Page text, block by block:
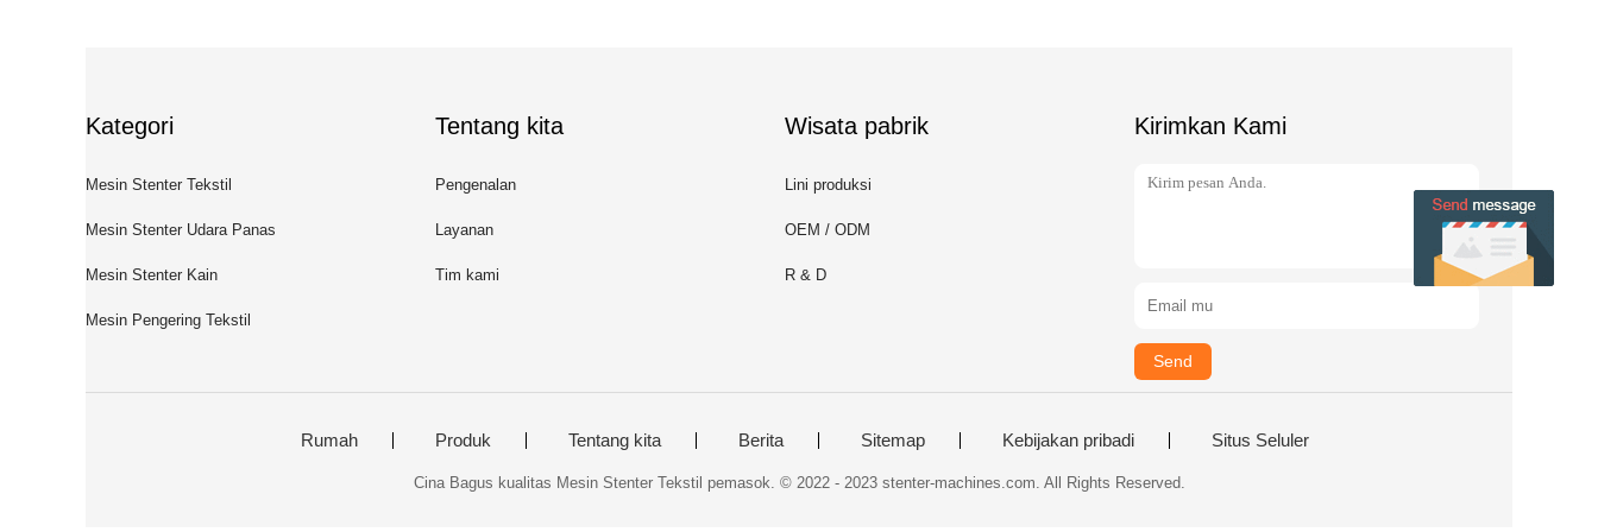
Kategori
Mesin Stenter Tekstil
Mesin Stenter Udara Panas
Mesin Stenter Kain
Mesin Pengering Tekstil
Tentang kita
Pengenalan
Layanan
Tim kami
Wisata pabrik
Lini produksi
OEM / ODM
R & D
Kirimkan Kami
Send
Rumah Produk Tentang kita Berita Sitemap Kebijakan pribadi Situs Seluler
Cina Bagus kualitas Mesin Stenter Tekstil pemasok. © 2022 - 2023 stenter-machines.com. All Rights Reserved.